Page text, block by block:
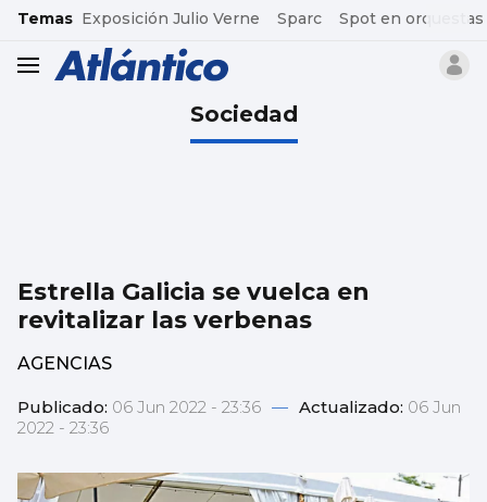
common.go-to-content
Temas Exposición Julio Verne Sparc Spot en orquestas
header.menu.open
Sociedad
Estrella Galicia se vuelca en
revitalizar las verbenas
AGENCIAS
Publicado: 06 Jun 2022 - 23:36 — Actualizado: 06 Jun
2022 - 23:36